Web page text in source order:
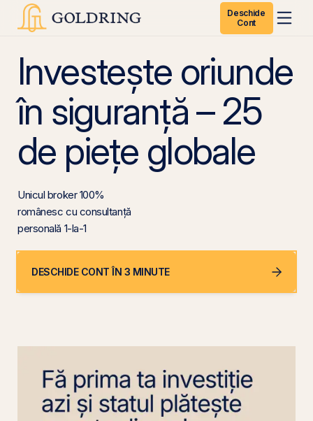
Deschide
Cont
Investește oriunde
în siguranță – 25
de piețe globale
Unicul broker 100%
românesc cu consultanță
personală 1-la-1
DESCHIDE CONT ÎN 3 MINUTE